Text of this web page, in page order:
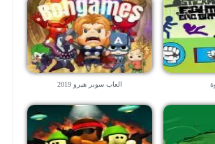
العاب سوبر هيرو 2019